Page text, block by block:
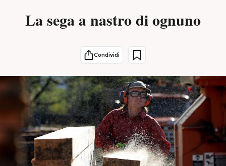
Cultura
Europa
Mondiali calcio 2026
PODCAST
NEWSLETTER
I MIEI PREFERITI
La sega a nastro di ognuno
Condividi